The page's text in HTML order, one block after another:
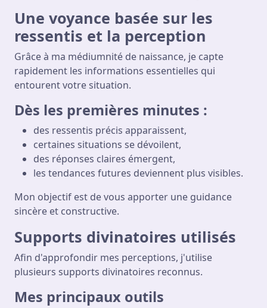
Une voyance basée sur les
ressentis et la perception
Grâce à ma médiumnité de naissance, je capte
rapidement les informations essentielles qui
entourent votre situation.
Dès les premières minutes :
des ressentis précis apparaissent,
certaines situations se dévoilent,
des réponses claires émergent,
les tendances futures deviennent plus visibles.
Mon objectif est de vous apporter une guidance
sincère et constructive.
Supports divinatoires utilisés
Afin d'approfondir mes perceptions, j'utilise
plusieurs supports divinatoires reconnus.
Mes principaux outils